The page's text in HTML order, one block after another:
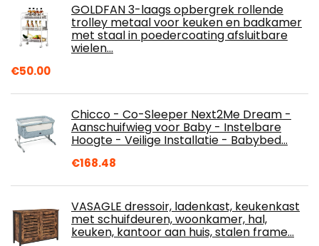
GOLDFAN 3-laags opbergrek rollende
trolley metaal voor keuken en badkamer
met staal in poedercoating afsluitbare
wielen…
€50.00
Chicco - Co-Sleeper Next2Me Dream -
Aanschuifwieg voor Baby - Instelbare
Hoogte - Veilige Installatie - Babybed…
€168.48
VASAGLE dressoir, ladenkast, keukenkast
met schuifdeuren, woonkamer, hal,
keuken, kantoor aan huis, stalen frame…